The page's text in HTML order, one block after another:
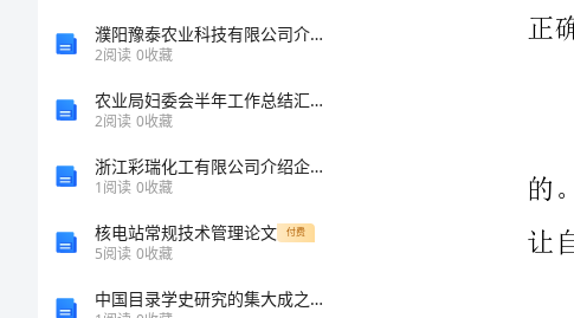
路，
濮阳豫泰农业科技有限公司介绍企业发展分析报告
2阅读 0收藏
农业局妇委会半年工作总结汇报_0
2阅读 0收藏
浙江彩瑞化工有限公司介绍企业发展分析报告
1阅读 0收藏
核电站常规技术管理论文 付费
5阅读 0收藏
中国目录学史研究的集大成之作──评《中国目录学史》